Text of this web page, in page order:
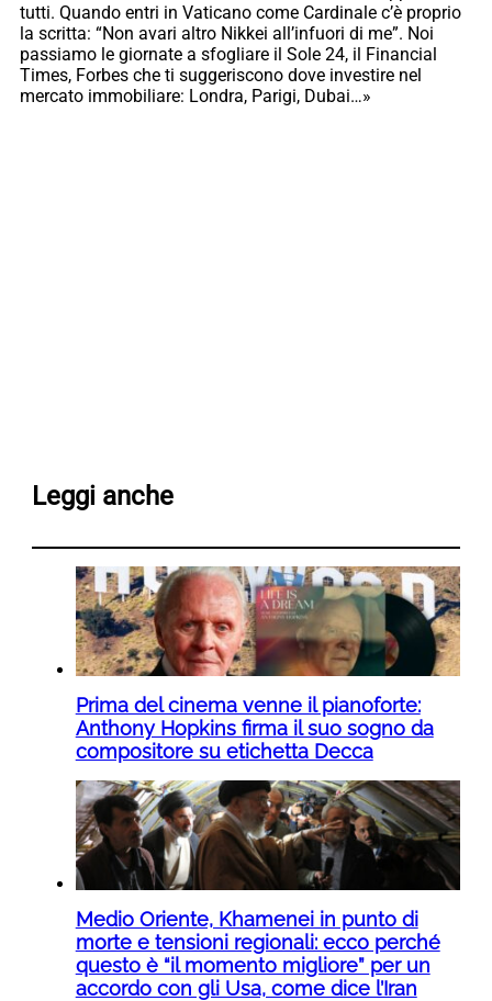
tutti. Quando entri in Vaticano come Cardinale c’è proprio
la scritta: “Non avari altro Nikkei all’infuori di me”. Noi
passiamo le giornate a sfogliare il Sole 24, il Financial
Times, Forbes che ti suggeriscono dove investire nel
mercato immobiliare: Londra, Parigi, Dubai…»
Leggi anche
Prima del cinema venne il pianoforte:
Anthony Hopkins firma il suo sogno da
compositore su etichetta Decca
Medio Oriente, Khamenei in punto di
morte e tensioni regionali: ecco perché
questo è “il momento migliore” per un
accordo con gli Usa, come dice l’Iran